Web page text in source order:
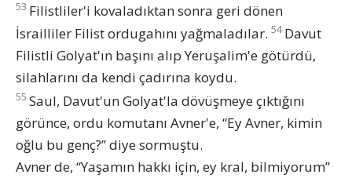
53 Filistliler'i kovaladıktan sonra geri dönen
İsrailliler Filist ordugahını yağmaladılar. 54 Davut
Filistli Golyat'ın başını alıp Yeruşalim'e götürdü,
silahlarını da kendi çadırına koydu.
55 Saul, Davut'un Golyat'la dövüşmeye çıktığını
görünce, ordu komutanı Avner'e, “Ey Avner, kimin
oğlu bu genç?” diye sormuştu.
Avner de, “Yaşamın hakkı için, ey kral, bilmiyorum”